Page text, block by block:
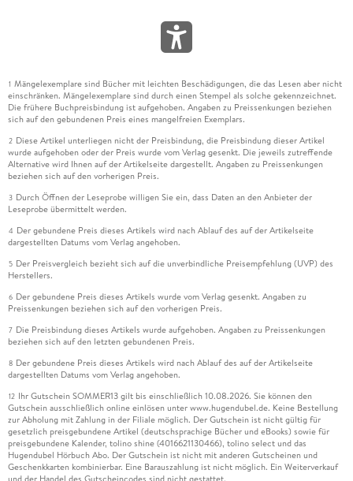
1 Mängelexemplare sind Bücher mit leichten Beschädigungen, die das Lesen aber nicht
einschränken. Mängelexemplare sind durch einen Stempel als solche gekennzeichnet.
Die frühere Buchpreisbindung ist aufgehoben. Angaben zu Preissenkungen beziehen
sich auf den gebundenen Preis eines mangelfreien Exemplars.
2 Diese Artikel unterliegen nicht der Preisbindung, die Preisbindung dieser Artikel
wurde aufgehoben oder der Preis wurde vom Verlag gesenkt. Die jeweils zutreffende
Alternative wird Ihnen auf der Artikelseite dargestellt. Angaben zu Preissenkungen
beziehen sich auf den vorherigen Preis.
3 Durch Öffnen der Leseprobe willigen Sie ein, dass Daten an den Anbieter der
Leseprobe übermittelt werden.
4 Der gebundene Preis dieses Artikels wird nach Ablauf des auf der Artikelseite
dargestellten Datums vom Verlag angehoben.
5 Der Preisvergleich bezieht sich auf die unverbindliche Preisempfehlung (UVP) des
Herstellers.
6 Der gebundene Preis dieses Artikels wurde vom Verlag gesenkt. Angaben zu
Preissenkungen beziehen sich auf den vorherigen Preis.
7 Die Preisbindung dieses Artikels wurde aufgehoben. Angaben zu Preissenkungen
beziehen sich auf den letzten gebundenen Preis.
8 Der gebundene Preis dieses Artikels wird nach Ablauf des auf der Artikelseite
dargestellten Datums vom Verlag angehoben.
12 Ihr Gutschein SOMMER13 gilt bis einschließlich 10.08.2026. Sie können den
Gutschein ausschließlich online einlösen unter www.hugendubel.de. Keine Bestellung
zur Abholung mit Zahlung in der Filiale möglich. Der Gutschein ist nicht gültig für
gesetzlich preisgebundene Artikel (deutschsprachige Bücher und eBooks) sowie für
preisgebundene Kalender, tolino shine (4016621130466), tolino select und das
Hugendubel Hörbuch Abo. Der Gutschein ist nicht mit anderen Gutscheinen und
Geschenkkarten kombinierbar. Eine Barauszahlung ist nicht möglich. Ein Weiterverkauf